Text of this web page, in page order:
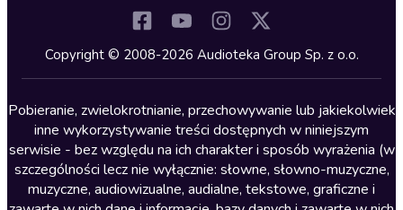
Kryminały
Lektury szkolne
Literatura anglojęzyczna
Literatura faktu
Literatura obyczajowa
Literatura piękna obca
Copyright © 2008-2026 Audioteka Group Sp. z o.o.
Pobieranie, zwielokrotnianie, przechowywanie lub jakiekolwiek
inne wykorzystywanie treści dostępnych w niniejszym
serwisie - bez względu na ich charakter i sposób wyrażenia (w
szczególności lecz nie wyłącznie: słowne, słowno-muzyczne,
muzyczne, audiowizualne, audialne, tekstowe, graficzne i